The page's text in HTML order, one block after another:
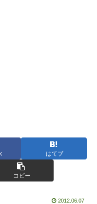
はてブ
コピー
2012.06.07